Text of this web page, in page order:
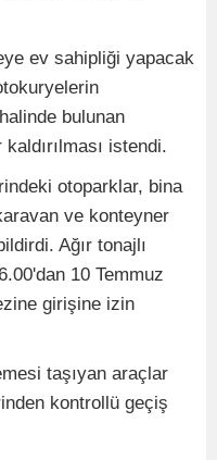
ev sahipliği yapacak
bulunan
istendi.
otoparklar, bina
ve konteyner
Ağır tonajlı
10 Temmuz
girişine izin
taşıyan araçlar
kontrollü geçiş